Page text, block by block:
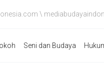
\
Seni dan Budaya